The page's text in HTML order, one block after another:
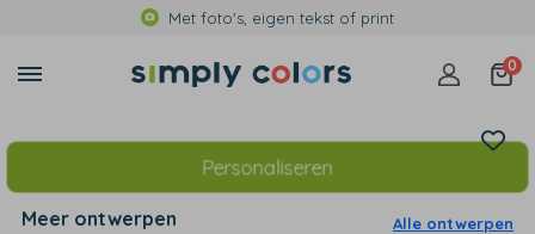
Met foto's, eigen tekst of print
0
Personaliseren
Meer ontwerpen Alle ontwerpen